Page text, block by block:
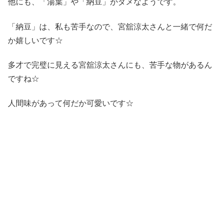
他にも、「湯葉」や「納豆」がダメなようです。
「納豆」は、私も苦手なので、宮舘涼太さんと一緒で何だ
か嬉しいです☆
多才で完璧に見える宮舘涼太さんにも、苦手な物があるん
ですね☆
人間味があって何だか可愛いです☆